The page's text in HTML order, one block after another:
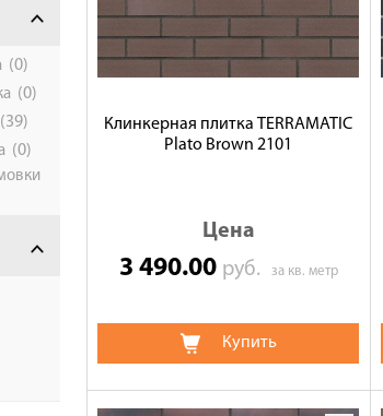
(0)
(0)
(39)
(0)
Клинкерная плитка TERRAMATIC
Plato Brown 2101
Цена
3 490.00 руб. за кв. метр
Купить